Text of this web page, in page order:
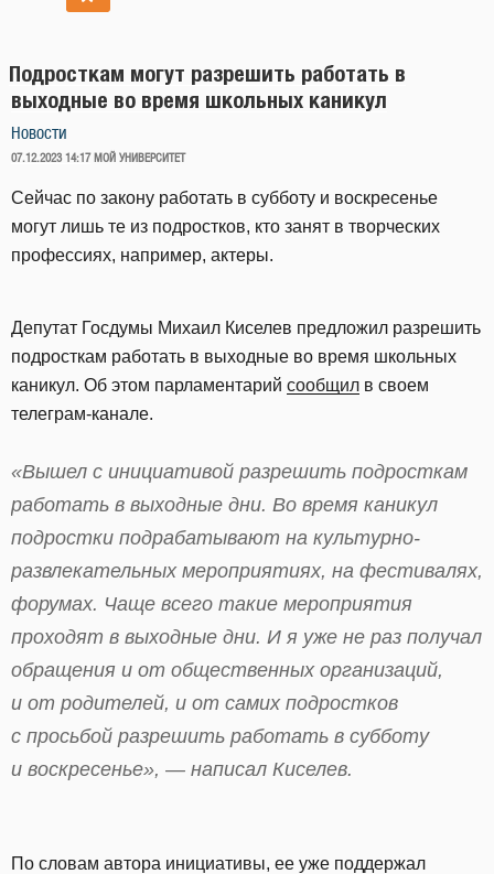
Подросткам могут разрешить работать в
выходные во время школьных каникул
Новости
ОПУБЛИКОВАНО
07.12.2023 14:17 МОЙ УНИВЕРСИТЕТ
Сейчас по закону работать в субботу и воскресенье
могут лишь те из подростков, кто занят в творческих
профессиях, например, актеры.
Депутат Госдумы Михаил Киселев предложил разрешить
подросткам работать в выходные во время школьных
каникул. Об этом парламентарий сообщил в своем
телеграм-канале.
«Вышел с инициативой разрешить подросткам
работать в выходные дни. Во время каникул
подростки подрабатывают на культурно-
развлекательных мероприятиях, на фестивалях,
форумах. Чаще всего такие мероприятия
проходят в выходные дни. И я уже не раз получал
обращения и от общественных организаций,
и от родителей, и от самих подростков
с просьбой разрешить работать в субботу
и воскресенье», — написал Киселев.
По словам автора инициативы, ее уже поддержал